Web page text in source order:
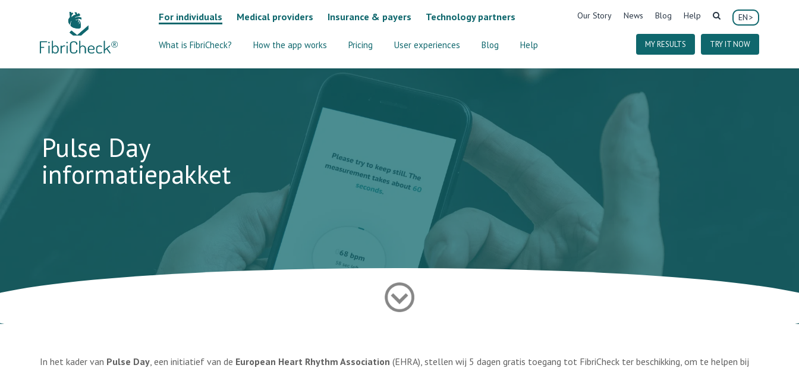
What is FibriCheck? How the app works Pricing User experiences Blog Help
For individuals Medical providers Insurance & payers Technology partners Our Story News Blog Help EN
MY RESULTS TRY IT NOW
Pulse Day
informatiepakket
In het kader van Pulse Day, een initiatief van de European Heart Rhythm Association (EHRA), stellen wij 5 dagen gratis toegang tot FibriCheck ter beschikking, om te helpen bij